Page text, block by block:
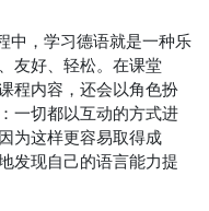
中，学习德语就是一种乐
友好、轻松。在课堂
程内容，还会以角色扮
一切都以互动的方式进
为这样更容易取得成
发现自己的语言能力提